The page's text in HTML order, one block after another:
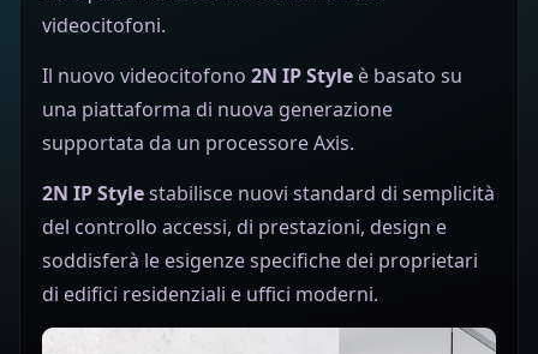
videocitofoni.
Il nuovo videocitofono 2N IP Style è basato su
una piattaforma di nuova generazione
supportata da un processore Axis.
2N IP Stylestabilisce nuovi standard di semplicità
del controllo accessi, di prestazioni, design e
soddisferà le esigenze specifiche dei proprietari
di edifici residenziali e uffici moderni.